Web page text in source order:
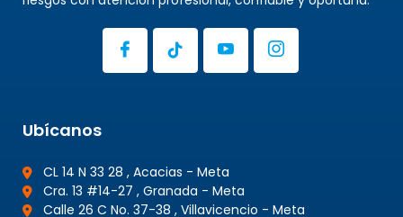
Ubícanos
CL 14 N 33 28 , Acacias - Meta
Cra. 13 #14-27 , Granada - Meta
Calle 26 C No. 37-38 , Villavicencio - Meta